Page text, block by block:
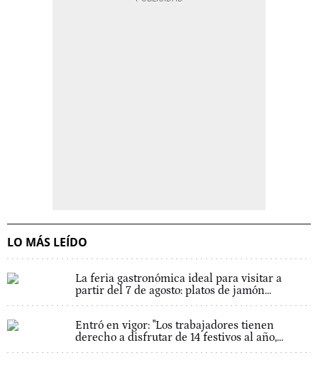
LO MÁS LEÍDO
La feria gastronómica ideal para visitar a
partir del 7 de agosto: platos de jamón...
Entró en vigor: "Los trabajadores tienen
derecho a disfrutar de 14 festivos al año,...